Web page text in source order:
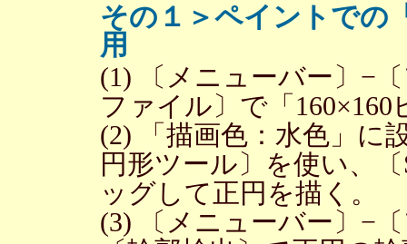
その１＞ペイントでの
用
(1) 〔メニューバー〕−
ファイル〕で「
(2) 「描画色：水色」に
円形ツール〕を使い、
ッグして正円を描く。
(3) 〔メニューバー〕−